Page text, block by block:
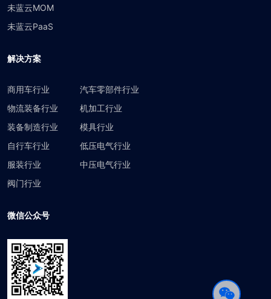
未蓝云MOM
未蓝云PaaS
解决方案
商用车行业
物流装备行业
装备制造行业
自行车行业
服装行业
阀门行业
汽车零部件行业
机加工行业
模具行业
低压电气行业
中压电气行业
微信公众号